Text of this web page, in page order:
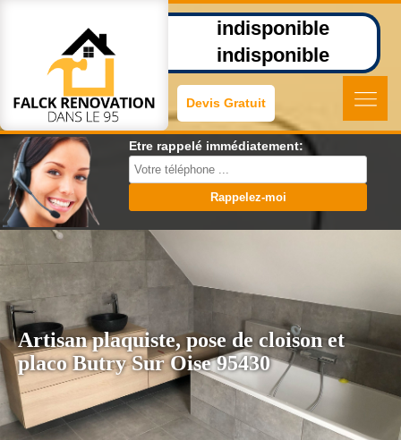
indisponible
indisponible
Devis Gratuit
Etre rappelé immédiatement:
Artisan plaquiste, pose de cloison et
placo Butry Sur Oise 95430